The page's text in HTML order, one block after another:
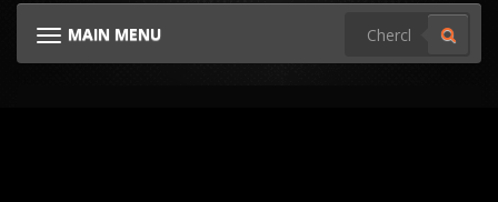
MAIN MENU
TOGGLE NAVIGATION